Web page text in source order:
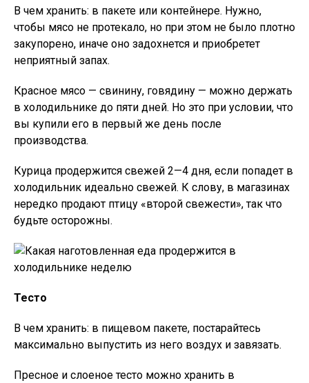
В чем хранить: в пакете или контейнере. Нужно,
чтобы мясо не протекало, но при этом не было плотно
закупорено, иначе оно задохнется и приобретет
неприятный запах.
Красное мясо — свинину, говядину — можно держать
в холодильнике до пяти дней. Но это при условии, что
вы купили его в первый же день после
производства.
Курица продержится свежей 2—4 дня, если попадет в
холодильник идеально свежей. К слову, в магазинах
нередко продают птицу «второй свежести», так что
будьте осторожны.
Тесто
В чем хранить: в пищевом пакете, постарайтесь
максимально выпустить из него воздух и завязать.
Пресное и слоеное тесто можно хранить в